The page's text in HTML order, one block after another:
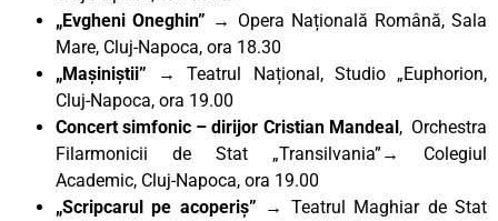
„Evgheni Oneghin” → Opera Națională Română, Sala
Mare, Cluj-Napoca, ora 18.30
„Mașiniștii” → Teatrul Național, Studio „Euphorion,
Cluj-Napoca, ora 19.00
Concert simfonic – dirijor Cristian Mandeal, Orchestra
Filarmonicii de Stat „Transilvania” → Colegiul
Academic, Cluj-Napoca, ora 19.00
„Scripcarul pe acoperiș” → Teatrul Maghiar de Stat